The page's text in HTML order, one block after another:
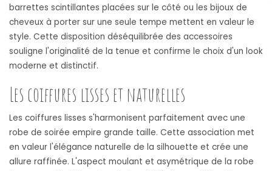
barrettes scintillantes placées sur le côté ou les bijoux de
cheveux à porter sur une seule tempe mettent en valeur le
style. Cette disposition déséquilibrée des accessoires
souligne l'originalité de la tenue et confirme le choix d'un look
moderne et distinctif.
Les coiffures lisses et naturelles
Les coiffures lisses s'harmonisent parfaitement avec une
robe de soirée empire grande taille. Cette association met
en valeur l'élégance naturelle de la silhouette et crée une
allure raffinée. L'aspect moulant et asymétrique de la robe